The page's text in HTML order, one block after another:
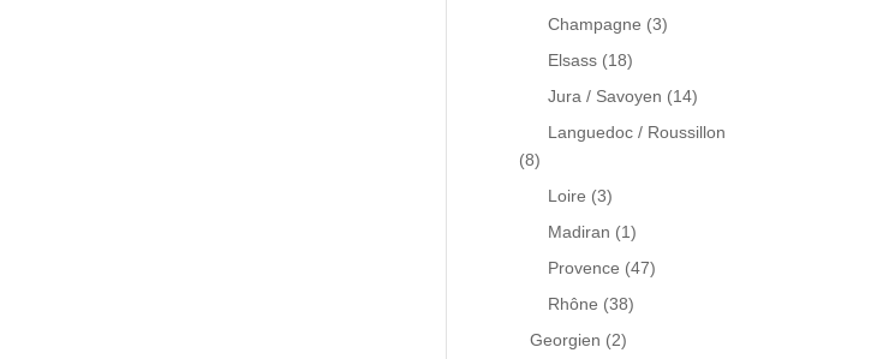
Champagne (3)
Elsass (18)
Jura / Savoyen (14)
Languedoc / Roussillon
(8)
Loire (3)
Madiran (1)
Provence (47)
Rhône (38)
Georgien (2)